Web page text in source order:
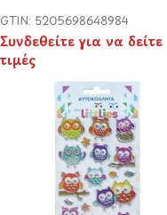
GTIN: 5205698648984
Συνδεθείτε για να δείτε
τιμές